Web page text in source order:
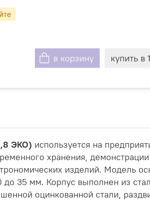
в корзину купить в
ЭКО) используется на
хранения,
изделий. Модель
35 мм. Корпус выполнен из
оцинкованной стали,